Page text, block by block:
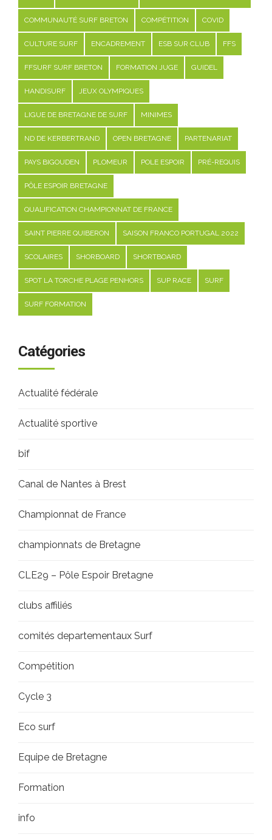
COMMUNAUTÉ SURF BRETON COMPÉTITION COVID
CULTURE SURF ENCADREMENT ESB SUR CLUB FFS
FFSURF SURF BRETON FORMATION JUGE GUIDEL
HANDISURF JEUX OLYMPIQUES
LIGUE DE BRETAGNE DE SURF MINIMES
ND DE KERBERTRAND OPEN BRETAGNE PARTENARIAT
PAYS BIGOUDEN PLOMEUR POLE ESPOIR PRÉ-REQUIS
PÔLE ESPOIR BRETAGNE
QUALIFICATION CHAMPIONNAT DE FRANCE
SAINT PIERRE QUIBERON SAISON FRANCO PORTUGAL 2022
SCOLAIRES SHORBOARD SHORTBOARD
SPOT LA TORCHE PLAGE PENHORS SUP RACE SURF
SURF FORMATION
Catégories
Actualité fédérale
Actualité sportive
bif
Canal de Nantes à Brest
Championnat de France
championnats de Bretagne
CLE29 – Pôle Espoir Bretagne
clubs affiliés
comités departementaux Surf
Compétition
Cycle 3
Eco surf
Equipe de Bretagne
Formation
info